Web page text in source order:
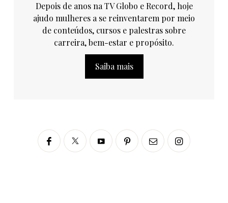
Depois de anos na TV Globo e Record, hoje
ajudo mulheres a se reinventarem por meio
de conteúdos, cursos e palestras sobre
carreira, bem-estar e propósito.
Saiba mais